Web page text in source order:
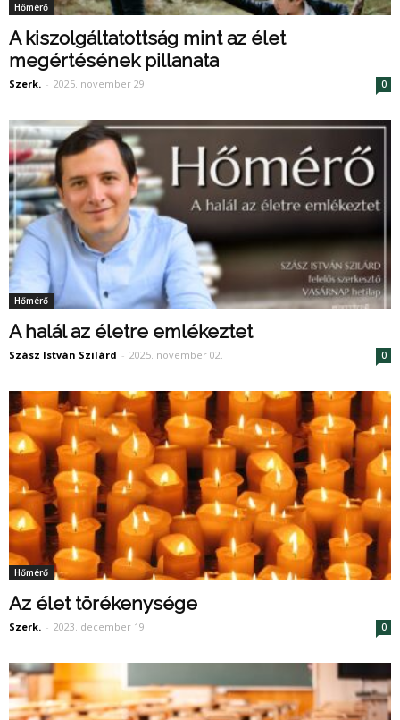
Hőmérő
A kiszolgáltatottság mint az élet
megértésének pillanata
Szerk. - 2025. november 29. 0
Hőmérő
A halál az életre emlékeztet
Szász István Szilárd - 2025. november 02. 0
Hőmérő
Az élet törékenysége
Szerk. - 2023. december 19. 0